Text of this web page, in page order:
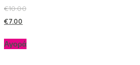
€10.00
€7.00
Αγορά